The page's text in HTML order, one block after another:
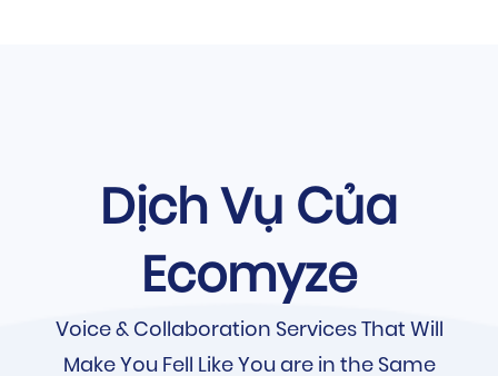
Dịch Vụ Của
Ecomyze
Voice & Collaboration Services That Will
Make You Fell Like You are in the Same